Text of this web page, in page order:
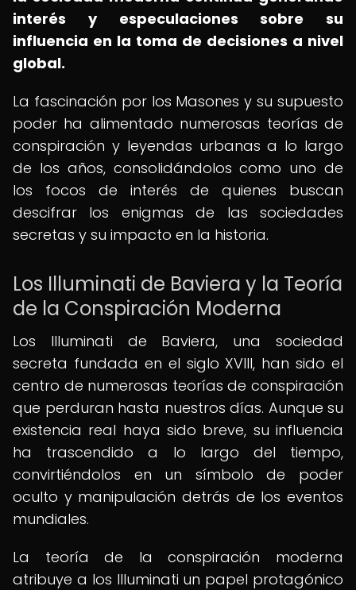
interés y especulaciones sobre su
influencia en la toma de decisiones a nivel
global.
La fascinación por los Masones y su supuesto
poder ha alimentado numerosas teorías de
conspiración y leyendas urbanas a lo largo
de los años, consolidándolos como uno de
los focos de interés de quienes buscan
descifrar los enigmas de las sociedades
secretas y su impacto en la historia.
Los Illuminati de Baviera y la Teoría
de la Conspiración Moderna
Los Illuminati de Baviera, una sociedad
secreta fundada en el siglo XVIII, han sido el
centro de numerosas teorías de conspiración
que perduran hasta nuestros días. Aunque su
existencia real haya sido breve, su influencia
ha trascendido a lo largo del tiempo,
convirtiéndolos en un símbolo de poder
oculto y manipulación detrás de los eventos
mundiales.
La teoría de la conspiración moderna
atribuye a los Illuminati un papel protagónico